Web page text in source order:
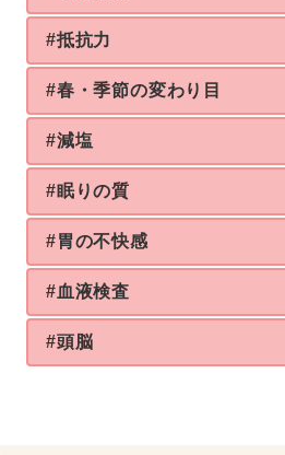
#抵抗力
#春・季節の変わり目
#減塩
#眠りの質
#胃の不快感
#血液検査
#頭脳